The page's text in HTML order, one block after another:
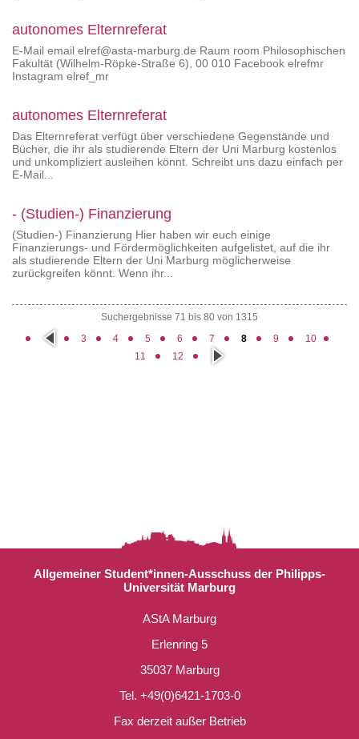
autonomes Elternreferat
E-Mail email elref@asta-marburg.de Raum room Philosophischen
Fakultät (Wilhelm-Röpke-Straße 6), 00 010 Facebook elrefmr
Instagram elref_mr
autonomes Elternreferat
Das Elternreferat verfügt über verschiedene Gegenstände und
Bücher, die ihr als studierende Eltern der Uni Marburg kostenlos
und unkompliziert ausleihen könnt. Schreibt uns dazu einfach per
E-Mail...
- (Studien-) Finanzierung
(Studien-) Finanzierung Hier haben wir euch einige
Finanzierungs- und Fördermöglichkeiten aufgelistet, auf die ihr
als studierende Eltern der Uni Marburg möglicherweise
zurückgreifen könnt. Wenn ihr...
Suchergebnisse 71 bis 80 von 1315
vorh
erig
3 4 5 6 7 8 9
10
11
12
näc
hste
Allgemeiner Student*innen-Ausschuss der Philipps-
Universität Marburg
AStA Marburg
Erlenring 5
35037 Marburg
Tel. +49(0)6421-1703-0
Fax derzeit außer Betrieb